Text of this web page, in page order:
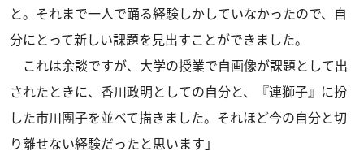
と。それまで一人で踊る経験しかしていなかったので、自
分にとって新しい課題を見出すことができました。
これは余談ですが、大学の授業で自画像が課題として出
されたときに、香川政明としての自分と、『連獅子』に扮
した市川團子を並べて描きました。それほど今の自分と切
り離せない経験だったと思います」